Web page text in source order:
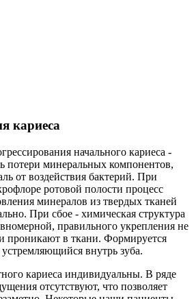
кариеса
начального кариеса -
потери минеральных компонентов,
от воздействия бактерий. При
ротовой полости процесс
минералов из твердых тканей
При сбое - химическая структура
правильного укрепления не
проникают в ткани. Формируется
внутрь зуба.
кариеса индивидуальны. В ряде
отсутствуют, что позволяет